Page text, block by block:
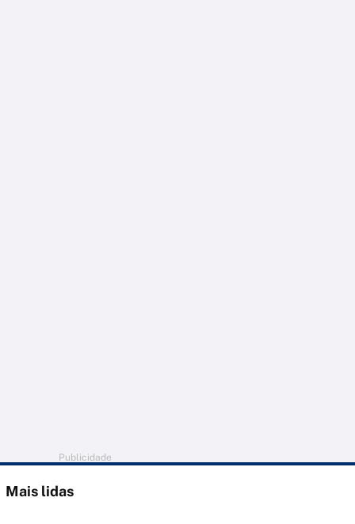
Publicidade
Mais lidas